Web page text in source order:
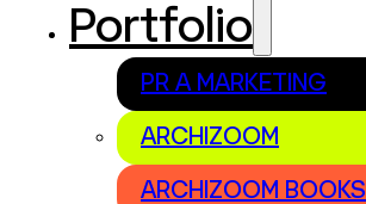
Portfolio
PR A MARKETING
ARCHIZOOM
ARCHIZOOM BOOKS